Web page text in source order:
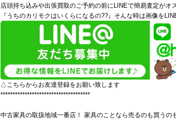
店頭持ち込みや出張買取のご予約の前にLINEで簡易査定がオ
『うちのカリモクはいくらになるの??』そんな時は画像を
△こちらからお友達登録をお願い致します
*************************************
中古家具の取扱地域一番店！ 家具のことなら売るのも買うの